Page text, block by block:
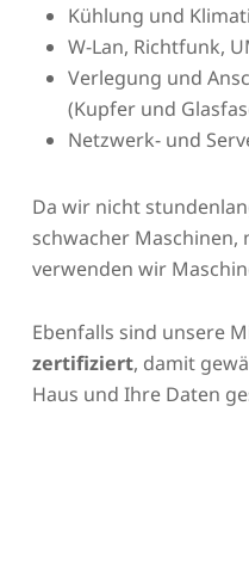
Kühlung und
W-Lan, Richtfunk,
Verlegung und
(Kupfer und
Netzwerk- und
Da wir nicht
schwacher
verwenden wir
Ebenfalls sind unsere
zertifiziert, damit
Haus und Ihre Daten